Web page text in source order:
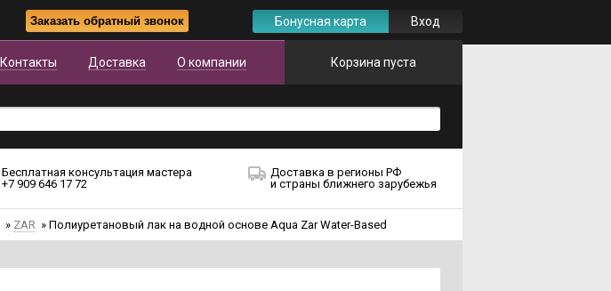
Бонусная карта Вход
Контакты Доставка О компании Корзина пуста
Бесплатная консультация мастера
+7 909 646 17 72
Доставка в регионы РФ
и страны ближнего зарубежья
» ZAR » Полиуретановый лак на водной основе Aqua Zar Water-Based